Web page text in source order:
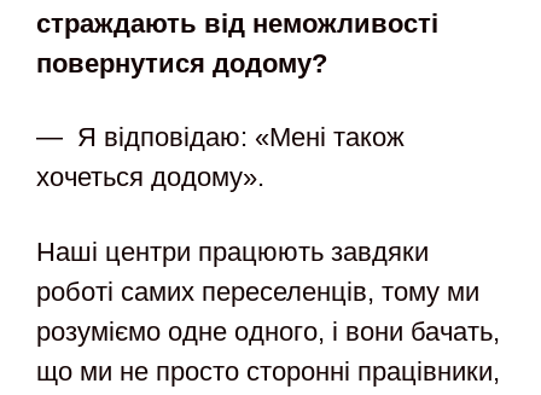
страждають від неможливості
повернутися додому?
— Я відповідаю: «Мені також
хочеться додому».
Наші центри працюють завдяки
роботі самих переселенців, тому ми
розуміємо одне одного, і вони бачать,
що ми не просто сторонні працівники,